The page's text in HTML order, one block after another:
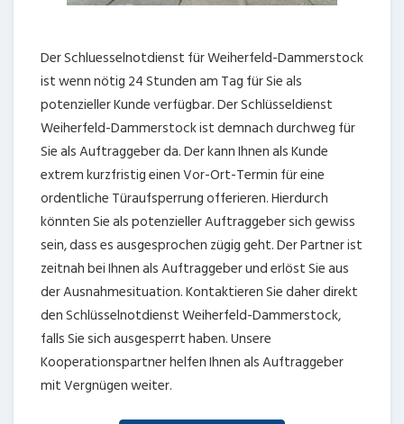
Der Schluesselnotdienst für Weiherfeld-Dammerstock
ist wenn nötig 24 Stunden am Tag für Sie als
potenzieller Kunde verfügbar. Der Schlüsseldienst
Weiherfeld-Dammerstock ist demnach durchweg für
Sie als Auftraggeber da. Der kann Ihnen als Kunde
extrem kurzfristig einen Vor-Ort-Termin für eine
ordentliche Türaufsperrung offerieren. Hierdurch
könnten Sie als potenzieller Auftraggeber sich gewiss
sein, dass es ausgesprochen zügig geht. Der Partner ist
zeitnah bei Ihnen als Auftraggeber und erlöst Sie aus
der Ausnahmesituation. Kontaktieren Sie daher direkt
den Schlüsselnotdienst Weiherfeld-Dammerstock,
falls Sie sich ausgesperrt haben. Unsere
Kooperationspartner helfen Ihnen als Auftraggeber
mit Vergnügen weiter.